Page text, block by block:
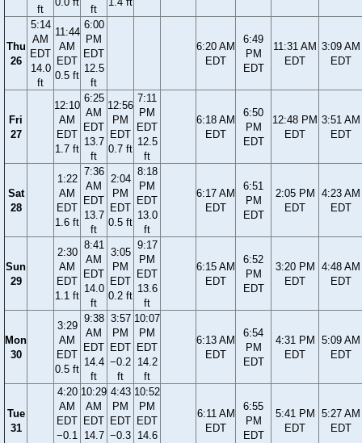
ft
ft
Thu
26
5:14
AM
EDT
14.0
ft
11:44
AM
EDT
0.5 ft
6:00
PM
EDT
12.5
ft
6:20 AM
EDT
6:49
PM
EDT
11:31 AM
EDT
3:09 AM
EDT
Fri
27
12:10
AM
EDT
1.7 ft
6:25
AM
EDT
13.7
ft
12:56
PM
EDT
0.7 ft
7:11
PM
EDT
12.5
ft
6:18 AM
EDT
6:50
PM
EDT
12:48 PM
EDT
3:51 AM
EDT
Sat
28
1:22
AM
EDT
1.6 ft
7:36
AM
EDT
13.7
ft
2:04
PM
EDT
0.5 ft
8:18
PM
EDT
13.0
ft
6:17 AM
EDT
6:51
PM
EDT
2:05 PM
EDT
4:23 AM
EDT
Sun
29
2:30
AM
EDT
1.1 ft
8:41
AM
EDT
14.0
ft
3:05
PM
EDT
0.2 ft
9:17
PM
EDT
13.6
ft
6:15 AM
EDT
6:52
PM
EDT
3:20 PM
EDT
4:48 AM
EDT
Mon
30
3:29
AM
EDT
0.5 ft
9:38
AM
EDT
14.4
ft
3:57
PM
EDT
−0.2
ft
10:07
PM
EDT
14.2
ft
6:13 AM
EDT
6:54
PM
EDT
4:31 PM
EDT
5:09 AM
EDT
Tue
31
4:20
AM
EDT
−0.1
10:29
AM
EDT
14.7
4:43
PM
EDT
−0.3
10:52
PM
EDT
14.6
6:11 AM
EDT
6:55
PM
EDT
5:41 PM
EDT
5:27 AM
EDT